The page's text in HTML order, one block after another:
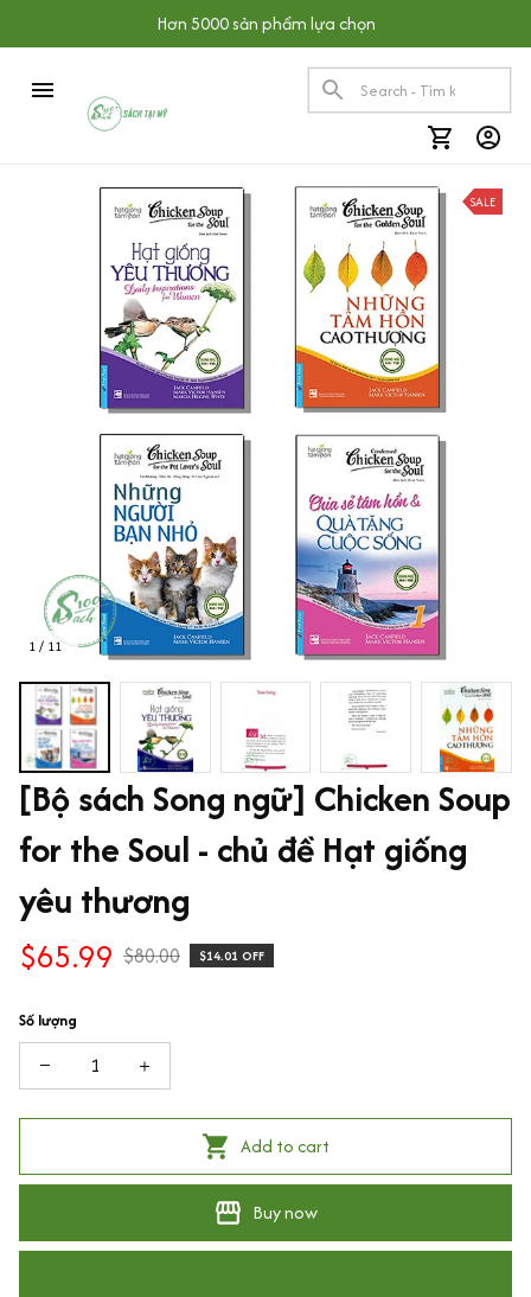
Hơn 5000 sản phẩm lựa chọn
1 / 11
SALE
[Bộ sách Song ngữ] Chicken Soup
for the Soul - chủ đề Hạt giống
yêu thương
$65.99 $80.00 $14.01 OFF
Số lượng
Add to cart
Buy now